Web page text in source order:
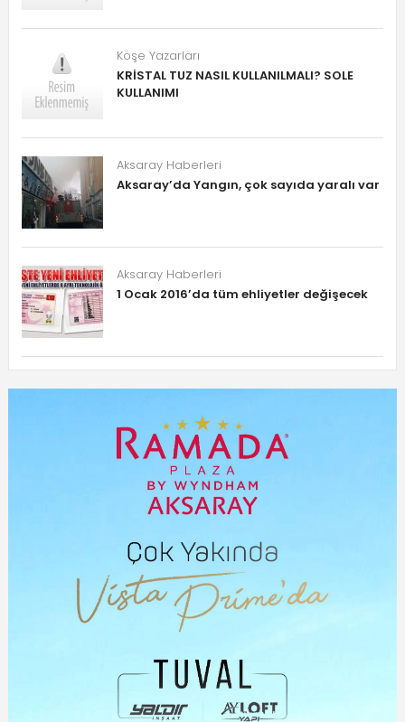
Köşe Yazarları
KRİSTAL TUZ NASIL KULLANILMALI? SOLE
KULLANIMI
Aksaray Haberleri
Aksaray’da Yangın, çok sayıda yaralı var
Aksaray Haberleri
1 Ocak 2016’da tüm ehliyetler değişecek